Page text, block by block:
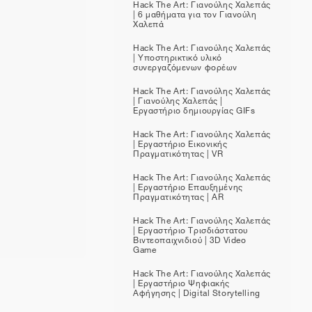
| 6 μαθήματα για τον Γιανούλη
Χαλεπά
Hack The Art: Γιανούλης Χαλεπάς
| Υποστηρικτικό υλικό
συνεργαζόμενων φορέων
Hack The Art: Γιανούλης Χαλεπάς
| Γιανούλης Χαλεπάς |
Εργαστήριο δημιουργίας GIFs
Hack The Art: Γιανούλης Χαλεπάς
| Εργαστήριο Εικονικής
Πραγματικότητας | VR
Hack The Art: Γιανούλης Χαλεπάς
| Εργαστήριο Επαυξημένης
Πραγματικότητας | AR
Hack The Art: Γιανούλης Χαλεπάς
| Εργαστήριο Τρισδιάστατου
Βιντεοπαιχνιδιού | 3D Video
Game
Hack The Art: Γιανούλης Χαλεπάς
| Εργαστήριο Ψηφιακής
Αφήγησης | Digital Storytelling